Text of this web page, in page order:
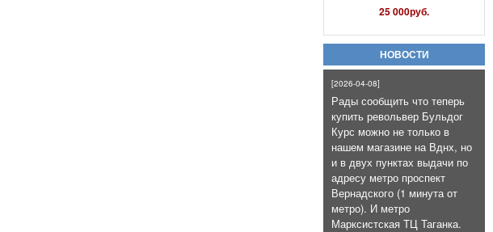
Патроны сигнальные Hilti
Коричневые к LOM-S и Сталкеру
(100 шт)
7 000руб.
НОВОСТИ
[2026-04-08]
Рады сообщить что теперь
купить револьвер Бульдог
Курс можно не только в
нашем магазине на Вднх, но
и в двух пунктах выдачи по
адресу метро проспект
Вернадского (1 минута от
метро). И метро
Марксистская ТЦ Таганка.